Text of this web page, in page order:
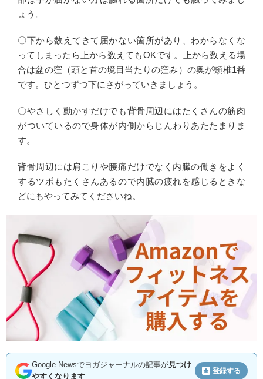
ょう。
〇下から数えてきて届かない箇所があり、わからなくな
ってしまったら上から数えてもOKです。上から数える場
合は盆の窪（頭と首の境目当たりの窪み）の奥が頸椎1番
です。ひとつずつ下にさがっていきましょう。
〇やさしく動かすだけでも背骨周辺にはたくさんの筋肉
がついているので身体が内側からじんわりあたたまりま
す。
背骨周辺には肩こりや腰痛だけでなく内臓の働きをよく
するツボもたくさんあるので内臓の疲れを感じるときな
どにもやってみてくださいね。
Google Newsでヨガジャーナルの記事が見つけ
やすくなります
登録する